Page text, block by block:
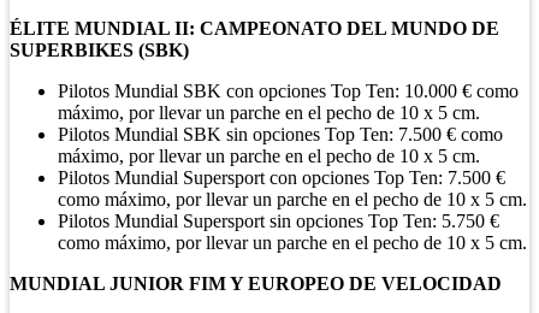
ÉLITE MUNDIAL II: CAMPEONATO DEL MUNDO DE
SUPERBIKES (SBK)
Pilotos Mundial SBK con opciones Top Ten: 10.000 € como
máximo, por llevar un parche en el pecho de 10 x 5 cm.
Pilotos Mundial SBK sin opciones Top Ten: 7.500 € como
máximo, por llevar un parche en el pecho de 10 x 5 cm.
Pilotos Mundial Supersport con opciones Top Ten: 7.500 €
como máximo, por llevar un parche en el pecho de 10 x 5 cm.
Pilotos Mundial Supersport sin opciones Top Ten: 5.750 €
como máximo, por llevar un parche en el pecho de 10 x 5 cm.
MUNDIAL JUNIOR FIM Y EUROPEO DE VELOCIDAD